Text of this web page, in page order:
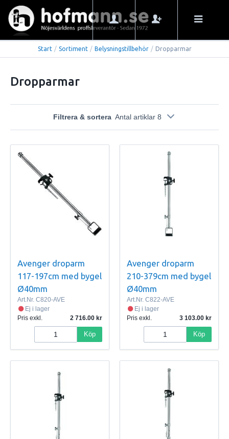
Start / Sortiment / Belysningstillbehör / Dropparmar
Dropparmar
Filtrera & sortera Antal artiklar 8
Avenger droparm
117-197cm med bygel
Ø40mm
Art.Nr. C820-AVE
Ej i lager
Pris exkl.
2 716.00
Köp
Avenger droparm
210-379cm med bygel
Ø40mm
Art.Nr. C822-AVE
Ej i lager
Pris exkl.
3 103.00
Köp